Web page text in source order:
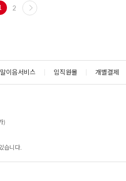
2
이음서비스 임직원몰 개별결제
)
습니다.